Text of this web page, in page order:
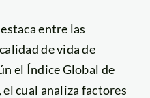
entre las
de vida de
el Índice Global de
cual analiza factores